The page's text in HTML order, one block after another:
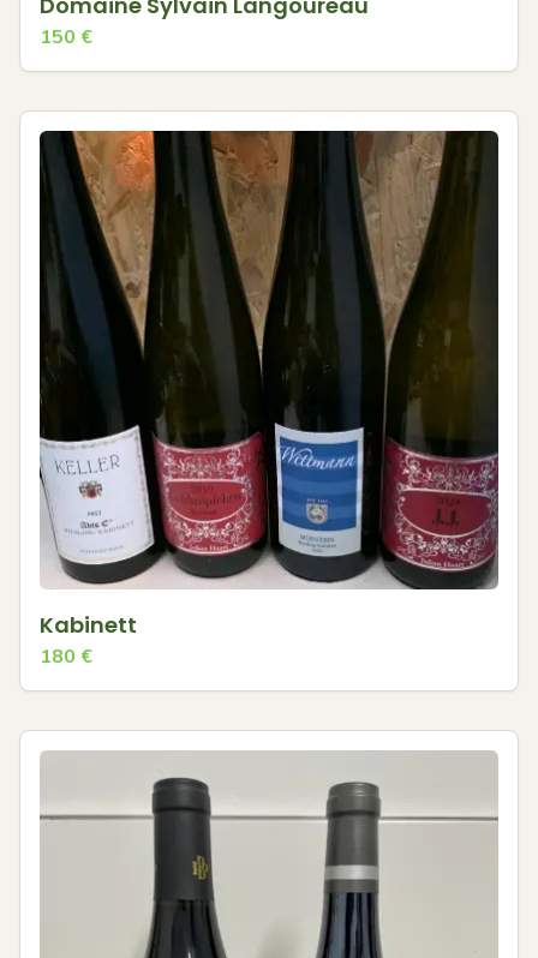
150 €
Kabinett
180 €